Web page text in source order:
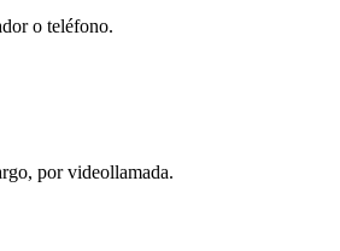
o teléfono.
por videollamada.